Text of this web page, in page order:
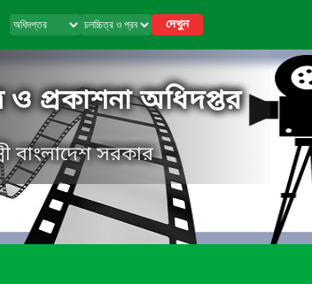
দেখুন
ও প্রকাশনা অধিদপ্তর
বাংলাদেশ সরকার